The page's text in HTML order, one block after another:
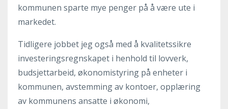
kommunen sparte mye penger på å være ute i
markedet.
Tidligere jobbet jeg også med å kvalitetssikre
investeringsregnskapet i henhold til lovverk,
budsjettarbeid, økonomistyring på enheter i
kommunen, avstemming av kontoer, opplæring
av kommunens ansatte i økonomi,